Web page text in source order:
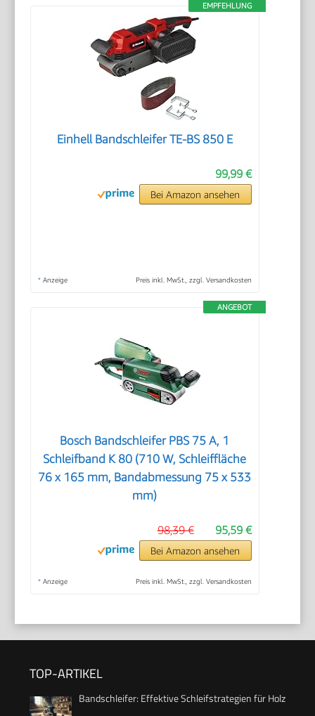
EMPFEHLUNG
Einhell Bandschleifer TE-BS 850 E
99,99 €
Bei Amazon ansehen
* Anzeige Preis inkl. MwSt., zzgl. Versandkosten
ANGEBOT
Bosch Bandschleifer PBS 75 A, 1
Schleifband K 80 (710 W, Schleiffläche
76 x 165 mm, Bandabmessung 75 x 533
mm)
95,59 €
98,39 €
Bei Amazon ansehen
* Anzeige Preis inkl. MwSt., zzgl. Versandkosten
TOP-ARTIKEL
Bandschleifer: Effektive Schleifstrategien für Holz